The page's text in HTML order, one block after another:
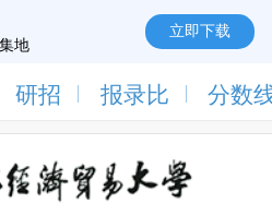
地
立即下载
研招 报录比 分数